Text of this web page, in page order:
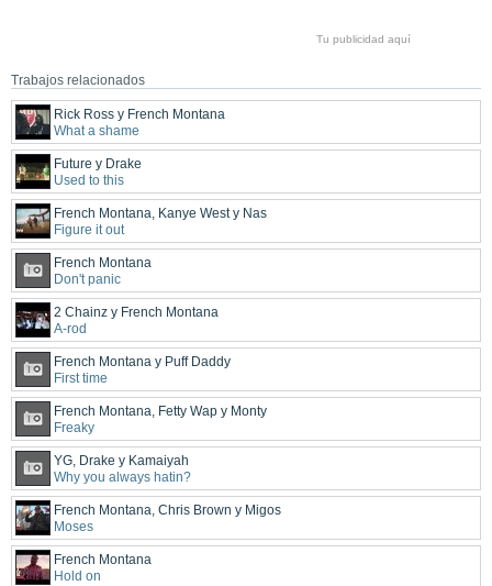
Tu publicidad aquí
Trabajos relacionados
Rick Ross y French Montana
What a shame
Future y Drake
Used to this
French Montana, Kanye West y Nas
Figure it out
French Montana
Don't panic
2 Chainz y French Montana
A-rod
French Montana y Puff Daddy
First time
French Montana, Fetty Wap y Monty
Freaky
YG, Drake y Kamaiyah
Why you always hatin?
French Montana, Chris Brown y Migos
Moses
French Montana
Hold on